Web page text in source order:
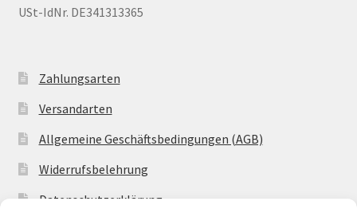
USt-IdNr. DE341313365
Zahlungsarten
Versandarten
Allgemeine Geschäftsbedingungen (AGB)
Widerrufsbelehrung
Datenschutzerklärung